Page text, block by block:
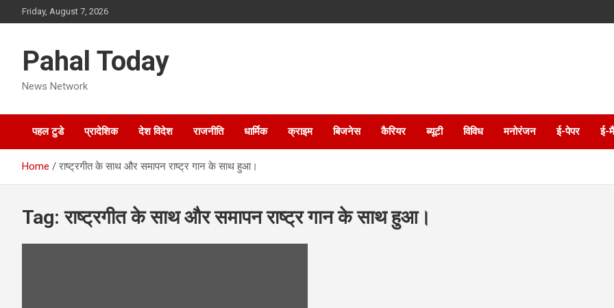
to
Friday, August 7, 2026
Pahal Today
News Network
पहल टुडे प्रादेशिक देश विदेश राजनीति धार्मिक क्राइम बिजनेस कैरियर ब्यूटी विविध मनोरंजन ई-पेपर ई-
Home राष्ट्रगीत के साथ और समापन राष्ट्र गान के साथ हुआ।
Tag:राष्ट्रगीत के साथ और समापन राष्ट्र गान के साथ हुआ।